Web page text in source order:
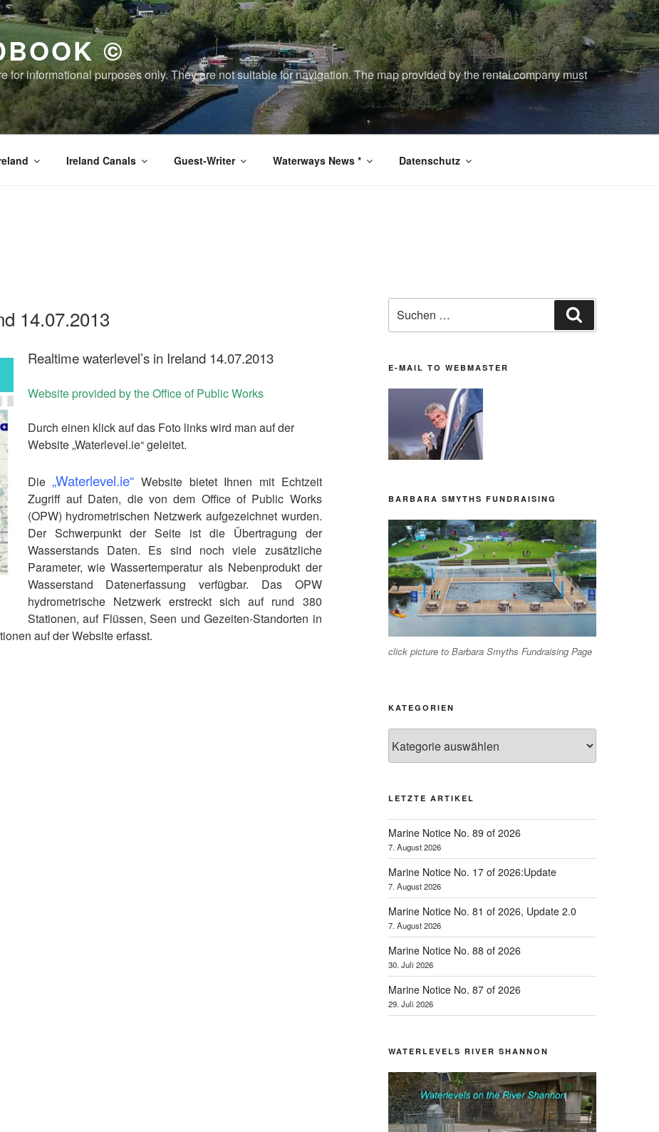
©
for informational purposes only. They are not suitable for navigation. The map provided by the rental company must
Ireland Canals Guest-Writer Waterways News * Datenschutz
14.07.2013
Realtime waterlevel’s in Ireland 14.07.2013
Website provided by the Office of Public Works
Durch einen klick auf das Foto links wird man auf der
Website „Waterlevel.ie“ geleitet.
Die„Waterlevel.ie“ Website bietet Ihnen mit Echtzeit
Zugriff auf Daten, die von dem Office of Public Works
(OPW) hydrometrischen Netzwerk aufgezeichnet wurden.
Der Schwerpunkt der Seite ist die Übertragung der
Wasserstands Daten. Es sind noch viele zusätzliche
Parameter, wie Wassertemperatur als Nebenprodukt der
Wasserstand Datenerfassung verfügbar. Das OPW
hydrometrische Netzwerk erstreckt sich auf rund 380
Stationen, auf Flüssen, Seen und Gezeiten-Standorten in
auf der Website erfasst.
nach:
E-MAIL TO WEBMASTER
BARBARA SMYTHS FUNDRAISING
click picture to Barbara Smyths Fundraising Page
KATEGORIEN
LETZTE ARTIKEL
Marine Notice No. 89 of 2026
7. August 2026
Marine Notice No. 17 of 2026:Update
7. August 2026
Marine Notice No. 81 of 2026, Update 2.0
7. August 2026
Marine Notice No. 88 of 2026
30. Juli 2026
Marine Notice No. 87 of 2026
29. Juli 2026
WATERLEVELS RIVER SHANNON